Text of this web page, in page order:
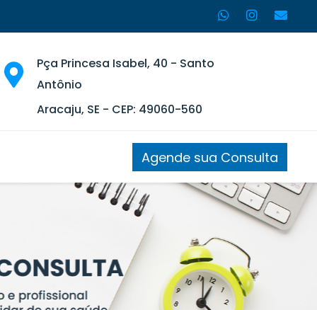
Pça Princesa Isabel, 40 - Santo
Antônio
Aracaju, SE - CEP: 49060-560
Agende sua Consulta